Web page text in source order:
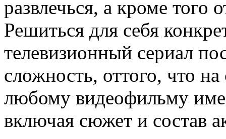
развлечься, а кроме того
Решиться для себя
телевизионный сериал
сложность, оттого, что
любому видеофильму
включая сюжет и состав